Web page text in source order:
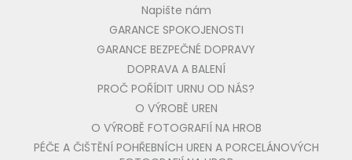
Napište nám
GARANCE SPOKOJENOSTI
GARANCE BEZPEČNÉ DOPRAVY
DOPRAVA A BALENÍ
PROČ POŘÍDIT URNU OD NÁS?
O VÝROBĚ UREN
O VÝROBĚ FOTOGRAFIÍ NA HROB
PÉČE A ČIŠTĚNÍ POHŘEBNÍCH UREN A PORCELÁNOVÝCH